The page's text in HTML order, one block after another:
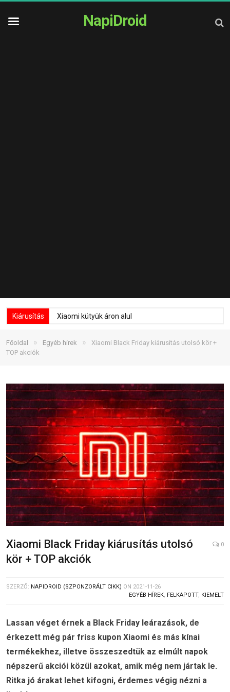
NapiDroid
Kiárusítás Xiaomi kütyük áron alul
Főoldal » Egyéb hírek »
Xiaomi Black Friday kiárusítás utolsó kör +
TOP akciók
Xiaomi Black Friday kiárusítás utolsó
kör + TOP akciók
0
SZERZŐ: NAPIDROID (SZPONZORÁLT CIKK) ON 2021-11-26
EGYÉB HÍREK, FELKAPOTT, KIEMELT
Lassan véget érnek a Black Friday leárazások, de
érkezett még pár friss kupon Xiaomi és más kínai
termékekhez, illetve összeszedtük az elmúlt napok
népszerű akciói közül azokat, amik még nem jártak le.
Ritka jó árakat lehet kifogni, érdemes végig nézni a